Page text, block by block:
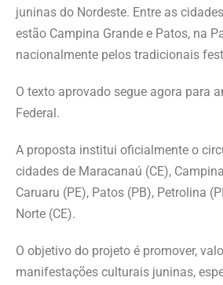
juninas do Nordeste. Entre as
estão Campina Grande e Patos, na
nacionalmente pelos tradicionais
O texto aprovado segue agora para
Federal.
A proposta institui oficialmente o
cidades de Maracanaú (CE),
Caruaru (PE), Patos (PB), Petrolina
Norte (CE).
O objetivo do projeto é promover,
manifestações culturais juninas,